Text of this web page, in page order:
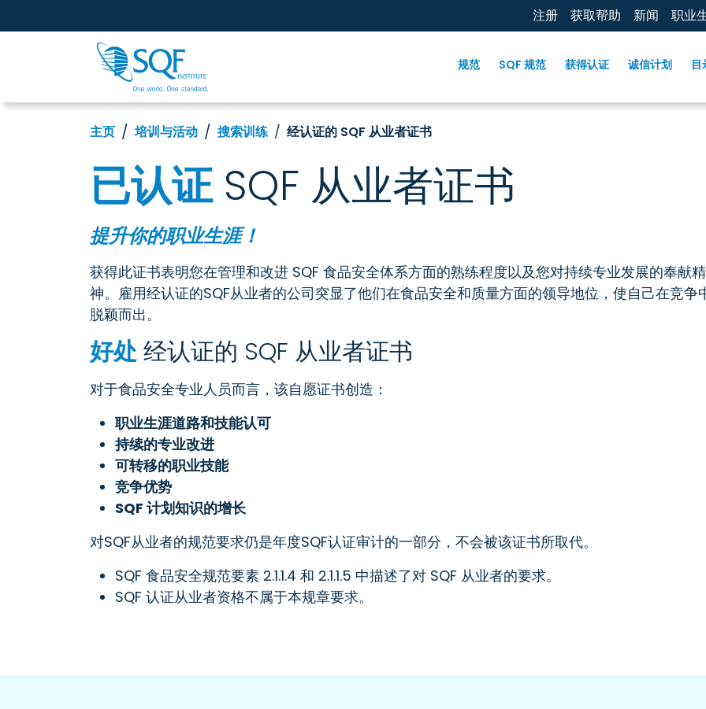
注册 获取帮助 新闻 职业
规范 SQF 规范 获得认证 诚信计划 目
主页 培训与活动 搜索训练 经认证的 SQF 从业者证书
已认证SQF 从业者证书
提升你的职业生涯！
获得此证书表明您在管理和改进 SQF 食品安全体系方面的熟练程度以及您对持续专业发展的奉献精
神。雇用经认证的SQF从业者的公司突显了他们在食品安全和质量方面的领导地位，使自己在竞争
脱颖而出。
好处经认证的 SQF 从业者证书
对于食品安全专业人员而言，该自愿证书创造：
职业生涯道路和技能认可
持续的专业改进
可转移的职业技能
竞争优势
SQF 计划知识的增长
对SQF从业者的规范要求仍是年度SQF认证审计的一部分，不会被该证书所取代。
SQF 食品安全规范要素 2.1.1.4 和 2.1.1.5 中描述了对 SQF 从业者的要求。
SQF 认证从业者资格不属于本规章要求。